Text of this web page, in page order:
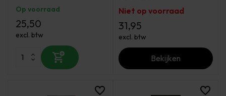
Op voorraad
25,50
excl. btw
Niet op voorraad
31,95
excl. btw
Bekijken